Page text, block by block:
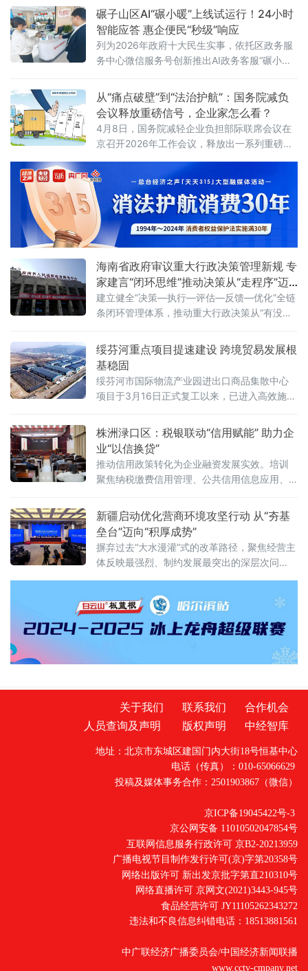
口区营商环境的由衷点赞，更是对渌口税务优
质服务的高度认可。“我们企业季节性、集中性
开票需求突出，过去常因额度不足影响开票和
回款，企业迁入渌口后，税务部门比我们更早
预判到开票高峰，主动提额让项目回款没耽
碾子山区AI“碾小暖”上线试运行！24小时
智能应答 惠企便民“秒级”响应
列为2026年政府十大民生实事，依托区政务服
务中心微信服务号创新推出AI政务客服“碾小
级。高站位部署谋划，把稳建设“方向盘”碾子山
区将政务AI建设作为优化营商环境“一把手”工
程，由区营商局牵头成立工作专
从“痛点破壁”到“法治护航”：国务院减负
会议释放重磅信号，企业家怎么看？
4月8日，国务院减轻企业负担部际联席会议在
京召开2026年工作会议，释放出一系列重磅政
业经营全链条痛点综合施策，持续破除体制机
制障碍与市场隐性壁垒，保障产业链供应链稳
定与企业生产经营安全，切实增强减负工作的
针对性有效性。
海南省政府审议重大行政决策管理新规 专
家建言“闭环思维”推动决策从“走程序”迈
向“见实效”
建立健全“决策—执行—评估—反馈—优化”全链
条闭环管理体系，推动重大行政决策从“有没有
估：让决策全流程“有据可循、有果可考”《海南
省人民政府2026年度重大行政决策事项目录》
明确
绥芬河重点项目提速建设 跨境贸易发展根
基稳固
绥芬河市国际物流产业园进出口商品集散中心
项目于3月16日正式复工以来，已进入高效施工
北B-7地块，总占地面积8.7万平方米，建筑面
积3.3万平方米，规划建设3栋商品仓储库、2栋
中转集
株洲渌口区：税银联动“信用赋能” 助力企
业“以信换贷”
推动信用政策转化为企业融资发展实效。培训
聚焦纳税缴费信用管理、公共信用信息应用、
统解读税费一体信用评价、信用修复、信息查
询与应用等实操要点。参会企业代
新疆启动优化营商环境攻坚行动 从“夯基
垒台”迈向“积厚成势”
摒弃过去“大水漫灌”式的改革路径，聚焦经营主
体反映最强烈、制约发展最突出的深层次问
措”提升环境“软实力”，将新疆打造为各类经营
主体近悦远来的热土。
关于我们 联系我们
合作机会
人员查询及声明
版权声明 中经智库
地址：北京市东城区建国门内大街18号恒基中心
电话（传真）：010-65066629
投稿及媒体事务合作：2501903867（微信）
京ICP备19045422号-3
京公网安备 11010502047854号
互联网信息服务行政许可 京B2-20213959
广播电视节目制作发行许可(京)字第20358号
网络出版许可 新出发京批字第直210310号
网络直播许可 京网文(2021)3443-945号
食品经营许可 JY11105262343272
违法和不良信息纠错电话：18513881561
中广联经济广播委员会/中国经济新闻联播
www.cctv-cmpany.net